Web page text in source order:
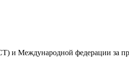
и Международной федерации за